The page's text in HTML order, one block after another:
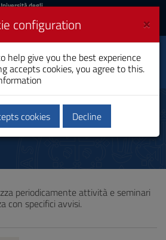
degli
UniCA News
and Web
components
periodicamente attività e seminari
con specifici avvisi.
×
configuration
help give you the best experience
accepts cookies, you agree to this.
cookies Decline